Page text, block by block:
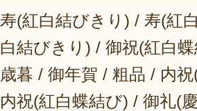
寿(紅白結びきり) / 寿(紅
白結びきり) / 御祝(紅白
歳暮 / 御年賀 / 粗品 / 内
内祝(紅白蝶結び) / 御礼(